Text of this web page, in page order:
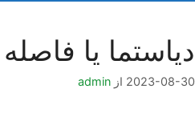
دیاستما یا
2023-08-30 از admin